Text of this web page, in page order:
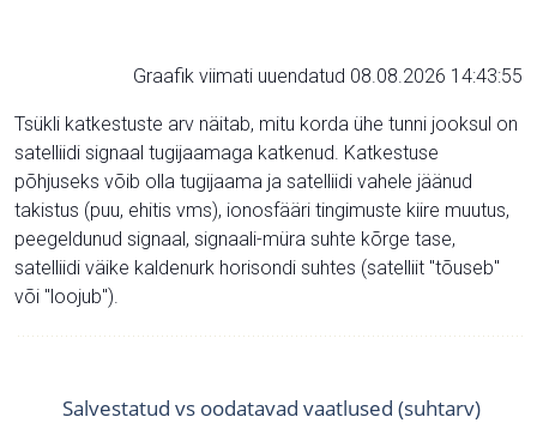
Graafik viimati uuendatud 08.08.2026 14:43:55
Tsükli katkestuste arv näitab, mitu korda ühe tunni jooksul on
satelliidi signaal tugijaamaga katkenud. Katkestuse
põhjuseks võib olla tugijaama ja satelliidi vahele jäänud
takistus (puu, ehitis vms), ionosfääri tingimuste kiire muutus,
peegeldunud signaal, signaali-müra suhte kõrge tase,
satelliidi väike kaldenurk horisondi suhtes (satelliit "tõuseb"
või "loojub").
Salvestatud vs oodatavad vaatlused (suhtarv)